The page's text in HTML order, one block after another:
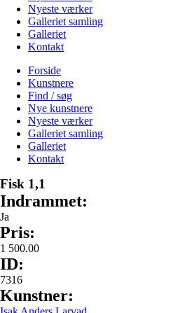
Nyeste værker
Galleriet samling
Galleriet
Kontakt
Forside
Kunstnere
Find / søg
Nye kunstnere
Nyeste værker
Galleriet samling
Galleriet
Kontakt
Fisk 1,1
Indrammet:
Ja
Pris:
1 500.00
ID:
7316
Kunstner: